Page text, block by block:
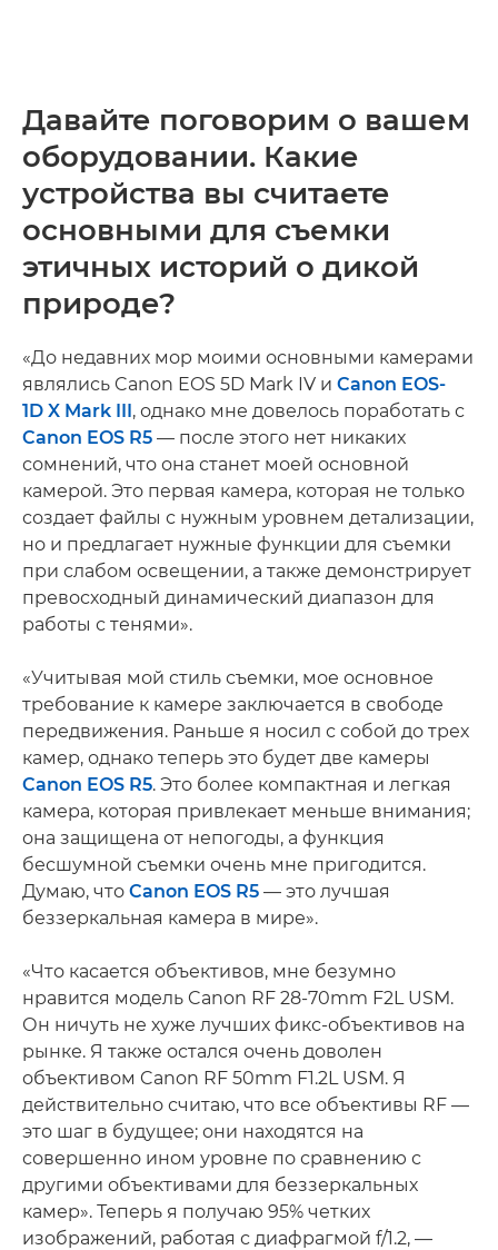
Давайте поговорим о вашем
оборудовании. Какие
устройства вы считаете
основными для съемки
этичных историй о дикой
природе?
«До недавних мор моими основными камерами
являлись Canon EOS 5D Mark IV и Canon EOS-
1D X Mark III, однако мне довелось поработать с
Canon EOS R5 — после этого нет никаких
сомнений, что она станет моей основной
камерой. Это первая камера, которая не только
создает файлы с нужным уровнем детализации,
но и предлагает нужные функции для съемки
при слабом освещении, а также демонстрирует
превосходный динамический диапазон для
работы с тенями».
«Учитывая мой стиль съемки, мое основное
требование к камере заключается в свободе
передвижения. Раньше я носил с собой до трех
камер, однако теперь это будет две камеры
Canon EOS R5. Это более компактная и легкая
камера, которая привлекает меньше внимания;
она защищена от непогоды, а функция
бесшумной съемки очень мне пригодится.
Думаю, что Canon EOS R5 — это лучшая
беззеркальная камера в мире».
«Что касается объективов, мне безумно
нравится модель Canon RF 28-70mm F2L USM.
Он ничуть не хуже лучших фикс-объективов на
рынке. Я также остался очень доволен
объективом Canon RF 50mm F1.2L USM. Я
действительно считаю, что все объективы RF —
это шаг в будущее; они находятся на
совершенно ином уровне по сравнению с
другими объективами для беззеркальных
камер». Теперь я получаю 95% четких
изображений, работая с диафрагмой f/1.2, —